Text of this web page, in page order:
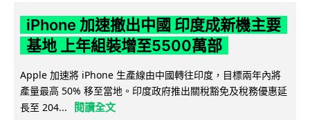
iPhone 加速撤出中國 印度成新機主要
基地 上年組裝增至5500萬部
Apple 加速將 iPhone 生產線由中國轉往印度，目標兩年內將
產量最高 50% 移至當地。印度政府推出關稅豁免及稅務優惠延
長至 204...
閱讀全文